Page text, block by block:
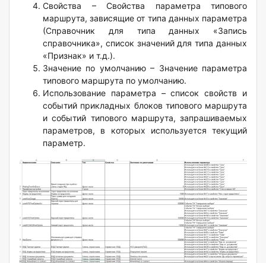
Свойства – Свойства параметра типового
маршрута, зависящие от типа данных параметра
(Справочник для типа данных «Запись
справочника», список значений для типа данных
«Признак» и т.д.).
Значение по умолчанию – Значение параметра
типового маршрута по умолчанию.
Использование параметра – список свойств и
событий прикладных блоков типового маршрута
и событий типового маршрута, запрашиваемых
параметров, в которых используется текущий
параметр.